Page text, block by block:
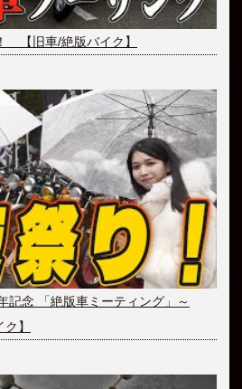
【旧車/絶版バイク】
記念 「絶版車ミーティング」～
】